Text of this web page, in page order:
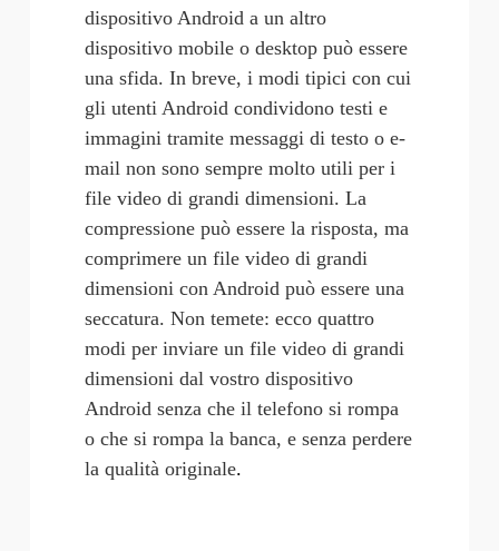
dispositivo Android a un altro
dispositivo mobile o desktop può essere
una sfida. In breve, i modi tipici con cui
gli utenti Android condividono testi e
immagini tramite messaggi di testo o e-
mail non sono sempre molto utili per i
file video di grandi dimensioni. La
comprimere un file video di grandi
dimensioni con Android può essere una
seccatura. Non temete: ecco quattro
modi per inviare un file video di grandi
dimensioni dal vostro dispositivo
Android senza che il telefono si rompa
o che si rompa la banca, e senza perdere
la qualità originale.